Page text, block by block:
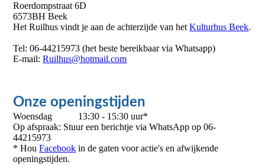
Roerdompstraat 6D
6573BH Beek
Het Ruilhus vindt je aan de achterzijde van hetKulturhus Beek.
Tel: 06-44215973 (het beste bereikbaar via Whatsapp)
E-mail:Ruilhus@hotmail.com
Onze openingstijden
Woensdag 13:30 - 15:30 uur*
Op afspraak: Stuur een berichtje via WhatsApp op 06-
44215973
* HouFacebook in de gaten voor actie's en afwijkende
openingstijden.